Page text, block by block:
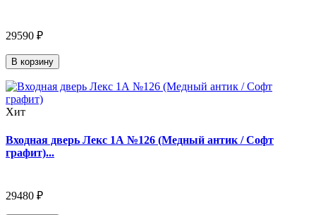
29590 ₽
В корзину
Хит
Входная дверь Лекс 1А №126 (Медный антик / Софт
графит)...
29480 ₽